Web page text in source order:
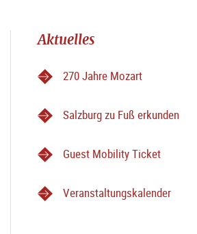
Aktuelles
270 Jahre Mozart
Salzburg zu Fuß erkunden
Guest Mobility Ticket
Veranstaltungskalender